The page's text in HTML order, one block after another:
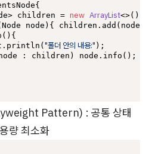
children = new ArrayList<>();
node){ children.add(node);
"폴더 안의 내용:" );
node : children) node.info();
Pattern) : 공통 상태
량 최소화